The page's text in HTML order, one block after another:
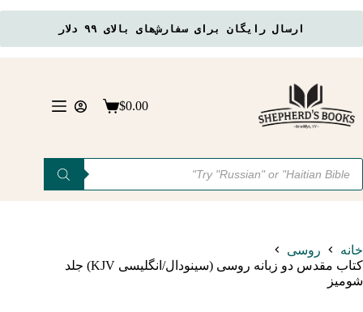
ارسال رایگان برای سفارش‌های بالای ۹۹ دلار
دارای
انتخاب
سبد$0.00
Products
search
خانه
روسی
کتاب مقدس دو زبانه روسی (سینودال/انگلیسی KJV) جلد
شومیز